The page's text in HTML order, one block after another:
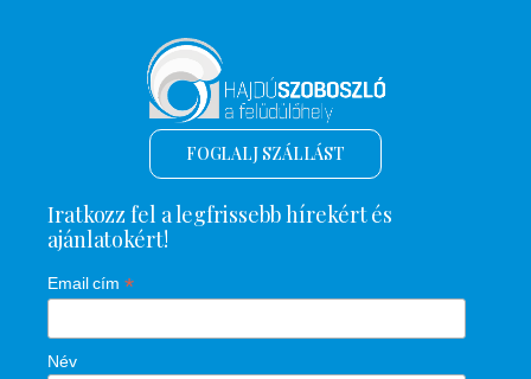
FOGLALJ SZÁLLÁST
Iratkozz fel a legfrissebb hírekért és
ajánlatokért!
Email cím *
Név